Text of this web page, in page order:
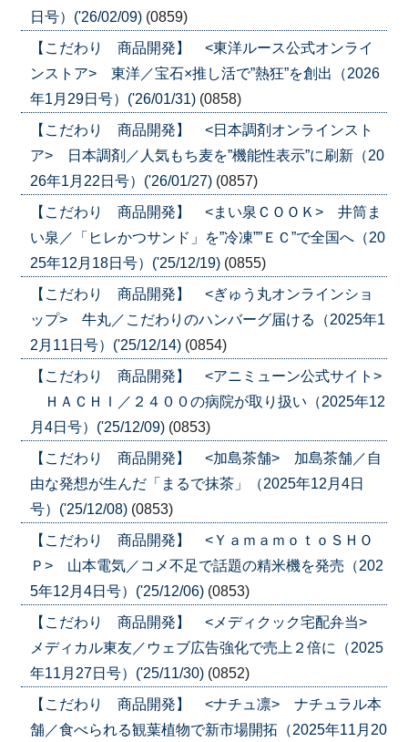
日号）('26/02/09) (0859)
【こだわり 商品開発】 <東洋ルース公式オンライ
ンストア> 東洋／宝石×推し活で”熱狂”を創出（2026
年1月29日号）('26/01/31) (0858)
【こだわり 商品開発】 <日本調剤オンラインスト
ア> 日本調剤／人気もち麦を”機能性表示”に刷新（20
26年1月22日号）('26/01/27) (0857)
【こだわり 商品開発】 <まい泉ＣＯＯＫ> 井筒ま
い泉／「ヒレかつサンド」を”冷凍””ＥＣ”で全国へ（20
25年12月18日号）('25/12/19) (0855)
【こだわり 商品開発】 <ぎゅう丸オンラインショ
ップ> 牛丸／こだわりのハンバーグ届ける（2025年1
2月11日号）('25/12/14) (0854)
【こだわり 商品開発】 <アニミューン公式サイト>
ＨＡＣＨＩ／２４００の病院が取り扱い（2025年12
月4日号）('25/12/09) (0853)
【こだわり 商品開発】 <加島茶舗> 加島茶舗／自
由な発想が生んだ「まるで抹茶」（2025年12月4日
号）('25/12/08) (0853)
【こだわり 商品開発】 <ＹａｍａｍｏｔｏＳＨＯ
Ｐ> 山本電気／コメ不足で話題の精米機を発売（202
5年12月4日号）('25/12/06) (0853)
【こだわり 商品開発】 <メディクック宅配弁当>
メディカル東友／ウェブ広告強化で売上２倍に（2025
年11月27日号）('25/11/30) (0852)
【こだわり 商品開発】 <ナチュ凛> ナチュラル本
舗／食べられる観葉植物で新市場開拓（2025年11月20